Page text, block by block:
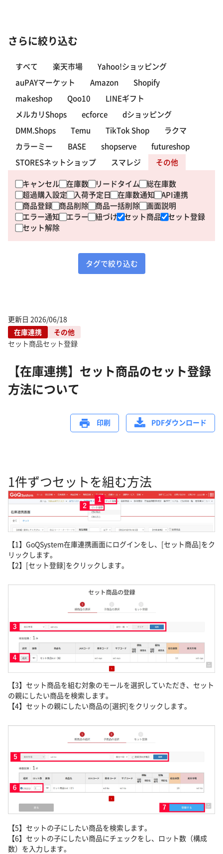
さらに絞り込む
すべて 楽天市場
Yahoo!ショッピング
auPAYマーケット
Amazon
Shopify
makeshop
Qoo10
LINEギフト
メルカリShops
ecforce
dショッピング
DMM.Shops
Temu TikTok Shop
ラクマ
カラーミー
BASE shopserve
futureshop
STORESネットショップ
スマレジ
その他
キャンセル 在庫数 リードタイム 総在庫数
超過購入設定 入荷予定日 在庫数通知 API連携
商品登録 商品削除 商品一括削除 画面説明
エラー通知 エラー 紐づけ セット商品 セット登録
セット解除
タグで絞り込む
更新日 2026/06/18
在庫連携
その他
セット商品セット登録
【在庫連携】セット商品のセット登録
方法について
印刷 PDFダウンロード
1件ずつセットを組む方法
【1】GoQSystem在庫連携画面にログインをし、[セット商品]をク
リックします。
【2】[セット登録]をクリックします。
【3】セット商品を組む対象のモールを選択していただき、セット
の親にしたい商品を検索します。
【4】セットの親にしたい商品の[選択]をクリックします。
【5】セットの子にしたい商品を検索します。
【6】セットの子にしたい商品にチェックをし、ロット数（構成
数）を入力します。